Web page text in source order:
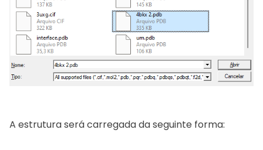
A estrutura será carregada da seguinte forma: